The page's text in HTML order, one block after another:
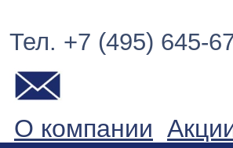
Тел. +7 (495) 645-
О компании